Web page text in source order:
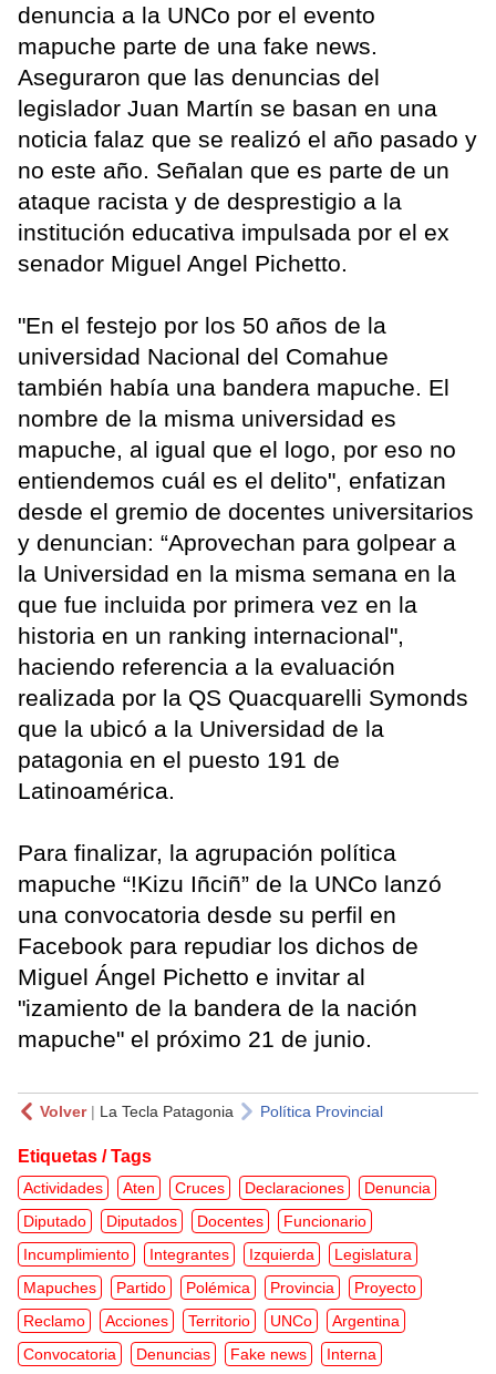
denuncia a la UNCo por el evento
mapuche parte de una fake news.
Aseguraron que las denuncias del
legislador Juan Martín se basan en una
noticia falaz que se realizó el año pasado y
no este año. Señalan que es parte de un
ataque racista y de desprestigio a la
institución educativa impulsada por el ex
senador Miguel Angel Pichetto.
"En el festejo por los 50 años de la
universidad Nacional del Comahue
también había una bandera mapuche. El
nombre de la misma universidad es
mapuche, al igual que el logo, por eso no
entiendemos cuál es el delito", enfatizan
desde el gremio de docentes universitarios
y denuncian: “Aprovechan para golpear a
la Universidad en la misma semana en la
que fue incluida por primera vez en la
historia en un ranking internacional",
haciendo referencia a la evaluación
realizada por la QS Quacquarelli Symonds
que la ubicó a la Universidad de la
patagonia en el puesto 191 de
Latinoamérica.
Para finalizar, la agrupación política
mapuche “!Kizu Iñciñ” de la UNCo lanzó
una convocatoria desde su perfil en
Facebook para repudiar los dichos de
Miguel Ángel Pichetto e invitar al
"izamiento de la bandera de la nación
mapuche" el próximo 21 de junio.
Volver| La Tecla Patagonia Política Provincial
Etiquetas / Tags
Actividades Aten Cruces Declaraciones
Denuncia
Diputado
Diputados Docentes
Funcionario
Incumplimiento
Integrantes Izquierda
Legislatura
Mapuches
Partido Polémica Provincia
Proyecto
Reclamo
Acciones Territorio UNCo
Argentina
Convocatoria
Denuncias Fake news
Interna